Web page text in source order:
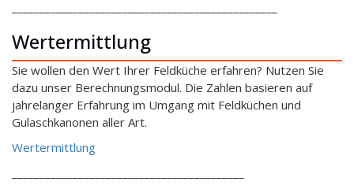
Wertermittlung
Sie wollen den Wert Ihrer Feldküche erfahren? Nutzen Sie
dazu unser Berechnungsmodul. Die Zahlen basieren auf
jahrelanger Erfahrung im Umgang mit Feldküchen und
Gulaschkanonen aller Art.
Wertermittlung